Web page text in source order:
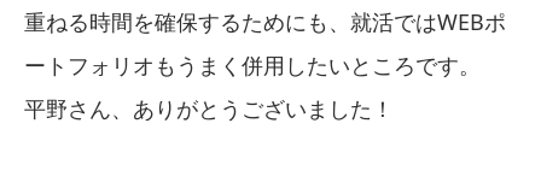
重ねる時間を確保するためにも、就活ではWEBポ
ートフォリオもうまく併用したいところです。
平野さん、ありがとうございました！